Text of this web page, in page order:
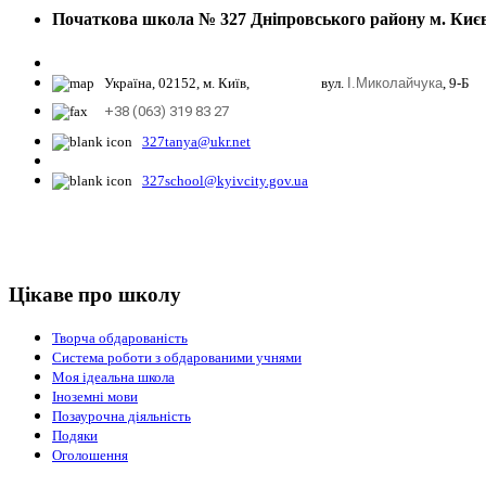
Початкова школа № 327 Дніпровського району м.
Україна, 02152, м. Київ, вул. І.Миколайчука , 9-Б
+38 (063) 319 83 27
327tanya@ukr.net
327school@kyivcity.gov.ua
Цікаве про школу
Творча обдарованість
Система роботи з обдарованими учнями
Моя ідеальна школа
Іноземні мови
Позаурочна діяльність
Подяки
Оголошення